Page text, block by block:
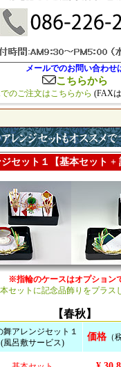
メールでのお問い合わせ
こちらから
のご注文はこちらから (FAX
セット１【基本セット +
※指輪のケースはオプション
セットに記念品飾りをプラス
【春秋】
舞アレンジセット１
(風呂敷サービス)
価格 （